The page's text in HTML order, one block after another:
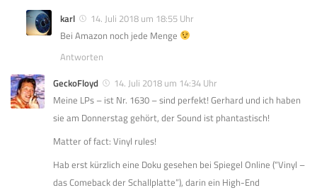
karl
14. Juli 2018 um 18:55 Uhr
Bei Amazon noch jede Menge
Antworten
GeckoFloyd
14. Juli 2018 um 14:34 Uhr
Meine LPs – ist Nr. 1630 – sind perfekt! Gerhard und ich haben
sie am Donnerstag gehört, der Sound ist phantastisch!
Matter of fact: Vinyl rules!
Hab erst kürzlich eine Doku gesehen bei Spiegel Online (“Vinyl –
das Comeback der Schallplatte”), darin ein High-End